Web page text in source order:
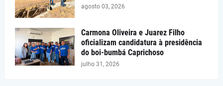
agosto 03, 2026
Carmona Oliveira e Juarez Filho
oficializam candidatura à presidência
do boi-bumbá Caprichoso
julho 31, 2026